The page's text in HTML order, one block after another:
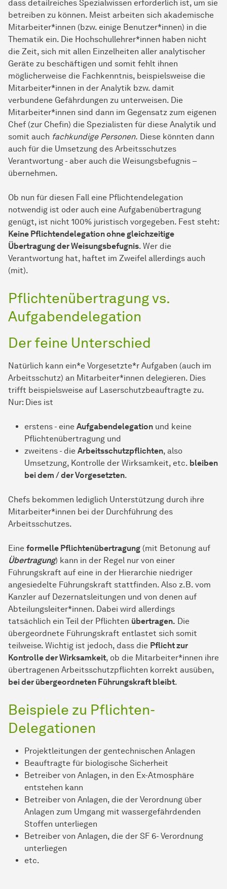
dass detailreiches Spezialwissen erforderlich ist, um sie
betreiben zu können. Meist arbeiten sich akademische
Mitarbeiter*innen (bzw. einige Benutzer*innen) in die
Thematik ein. Die Hochschullehrer*innen haben nicht
die Zeit, sich mit allen Einzelheiten aller analytischer
Geräte zu beschäftigen und somit fehlt ihnen
möglicherweise die Fachkenntnis, beispielsweise die
Mitarbeiter*innen in der Analytik bzw. damit
verbundene Gefährdungen zu unterweisen. Die
Mitarbeiter*innen sind dann im Gegensatz zum eigenen
Chef (zur Chefin) die Spezialisten für diese Analytik und
somit auch fachkundige Personen. Diese könnten dann
auch für die Umsetzung des Arbeitsschutzes
Verantwortung - aber auch die Weisungsbefugnis –
übernehmen.
Ob nun für diesen Fall eine Pflichtendelegation
notwendig ist oder auch eine Aufgabenübertragung
genügt, ist nicht 100% juristisch vorgegeben. Fest steht:
Keine Pflichtendelegation ohne gleichzeitige
Übertragung der Weisungsbefugnis. Wer die
Verantwortung hat, haftet im Zweifel allerdings auch
(mit).
Pflichtenübertragung vs.
Aufgabendelegation
Der feine Unterschied
Natürlich kann ein*e Vorgesetzte*r Aufgaben (auch im
Arbeitsschutz) an Mitarbeiter*innen delegieren. Dies
trifft beispielsweise auf Laserschutzbeauftragte zu.
Nur: Dies ist
erstens - eine Aufgabendelegation und keine
Pflichtenübertragung und
zweitens - die Arbeitsschutzpflichten, also
Umsetzung, Kontrolle der Wirksamkeit, etc. bleiben
bei dem / der Vorgesetzten.
Chefs bekommen lediglich Unterstützung durch ihre
Mitarbeiter*innen bei der Durchführung des
Arbeitsschutzes.
Eine formelle Pflichtenübertragung (mit Betonung auf
Übertragung) kann in der Regel nur von einer
Führungskraft auf eine in der Hierarchie niedriger
angesiedelte Führungskraft stattfinden. Also z.B. vom
Kanzler auf Dezernatsleitungen und von denen auf
Abteilungsleiter*innen. Dabei wird allerdings
tatsächlich ein Teil der Pflichten übertragen. Die
übergeordnete Führungskraft entlastet sich somit
teilweise. Wichtig ist jedoch, dass die Pflicht zur
Kontrolle der Wirksamkeit, ob die Mitarbeiter*innen ihre
übertragenen Arbeitsschutzpflichten korrekt ausüben,
bei der übergeordneten Führungskraft bleibt.
Beispiele zu Pflichten-
Delegationen
Projektleitungen der gentechnischen Anlagen
Beauftragte für biologische Sicherheit
Betreiber von Anlagen, in den Ex-Atmosphäre
entstehen kann
Betreiber von Anlagen, die der Verordnung über
Anlagen zum Umgang mit wassergefährdenden
Stoffen unterliegen
Betreiber von Anlagen, die der SF 6- Verordnung
unterliegen
etc.